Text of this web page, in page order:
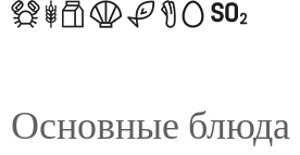
Основные блюда